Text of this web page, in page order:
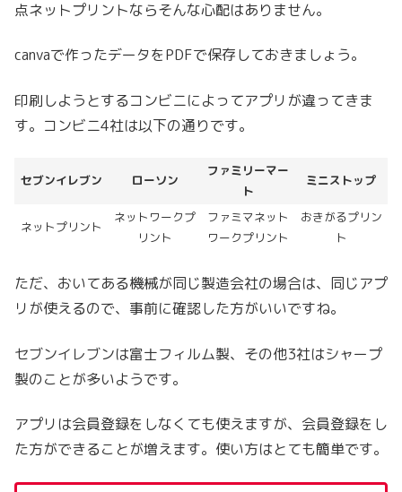
点ネットプリントならそんな心配はありません。
canvaで作ったデータをPDFで保存しておきましょう。
印刷しようとするコンビニによってアプリが違ってきま
す。コンビニ4社は以下の通りです。
セブンイレブン ローソン
ファミリーマー
ト
ミニストップ
ネットプリント
ネットワークプ
リント
ファミマネット
ワークプリント
おきがるプリン
ト
ただ、おいてある機械が同じ製造会社の場合は、同じアプ
リが使えるので、事前に確認した方がいいですね。
セブンイレブンは富士フィルム製、その他3社はシャープ
製のことが多いようです。
アプリは会員登録をしなくても使えますが、会員登録をし
た方ができることが増えます。使い方はとても簡単です。